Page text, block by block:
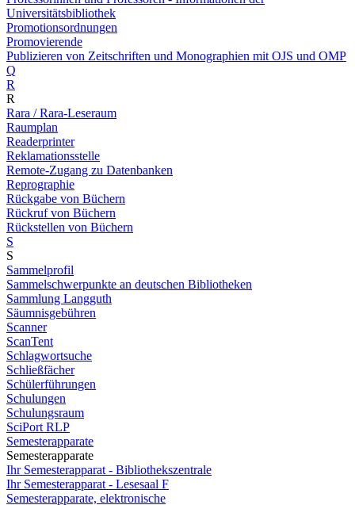
Universitätsbibliothek
Promotionsordnungen
Promovierende
Publizieren von Zeitschriften und Monographien mit OJS und OMP
Q
R
R
Rara / Rara-Leseraum
Raumplan
Readerprinter
Reklamationsstelle
Remote-Zugang zu Datenbanken
Reprographie
Rückgabe von Büchern
Rückruf von Büchern
Rückstellen von Büchern
S
S
Sammelprofil
Sammelschwerpunkte an deutschen Bibliotheken
Sammlung Langguth
Säumnisgebühren
Scanner
ScanTent
Schlagwortsuche
Schließfächer
Schülerführungen
Schulungen
Schulungsraum
SciPort RLP
Semesterapparate
Semesterapparate
Ihr Semesterapparat - Bibliothekszentrale
Ihr Semesterapparat - Lesesaal F
Semesterapparate, elektronische